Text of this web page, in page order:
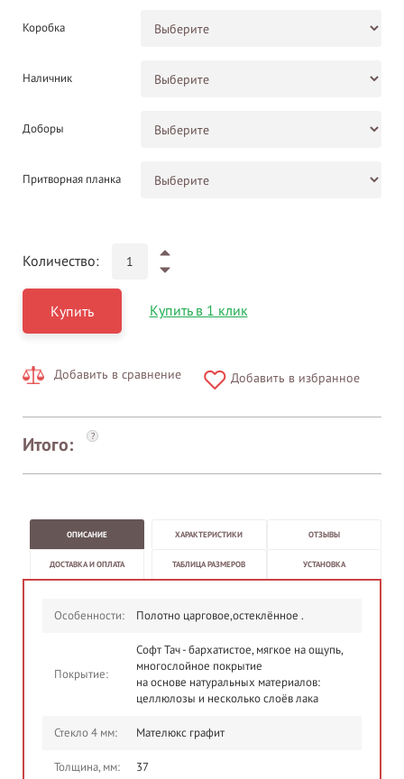
Коробка
Наличник
Доборы
Притворная планка
Количество:
Купить Купить в 1 клик
Добавить в сравнение Добавить в избранное
Итого: ?
ОПИСАНИЕ ХАРАКТЕРИСТИКИ ОТЗЫВЫ
ДОСТАВКА И ОПЛАТА ТАБЛИЦА РАЗМЕРОВ УСТАНОВКА
Особенности: Полотно царговое,остеклённое .
Покрытие:
Софт Тач - бархатистое, мягкое на ощупь,
многослойное покрытие
на основе натуральных материалов:
целлюлозы и несколько слоёв лака
Стекло 4 мм: Мателюкс графит
Толщина, мм: 37